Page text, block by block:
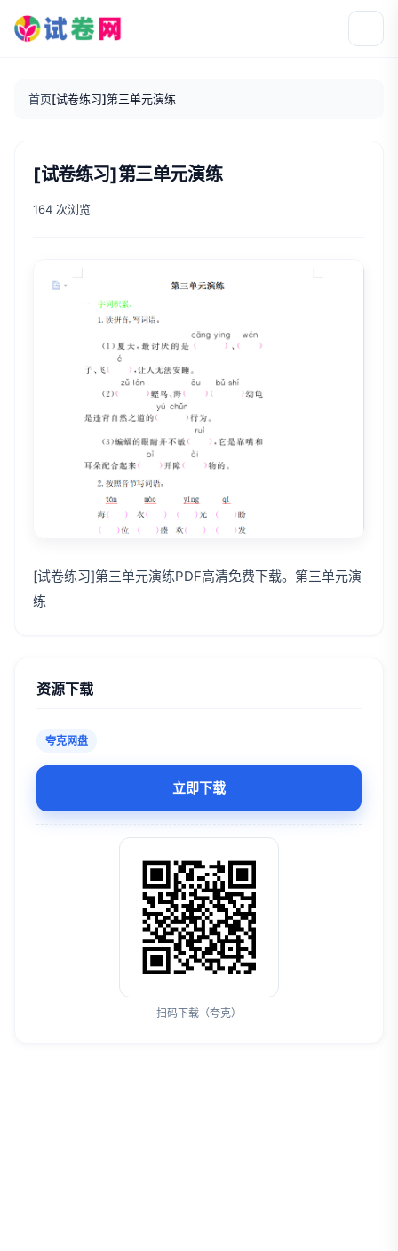
首页[试卷练习]第三单元演练
[试卷练习]第三单元演练
164 次浏览
[试卷练习]第三单元演练PDF高清免费下载。第三单元演
练
资源下载
夸克网盘
立即下载
扫码下载（夸克）